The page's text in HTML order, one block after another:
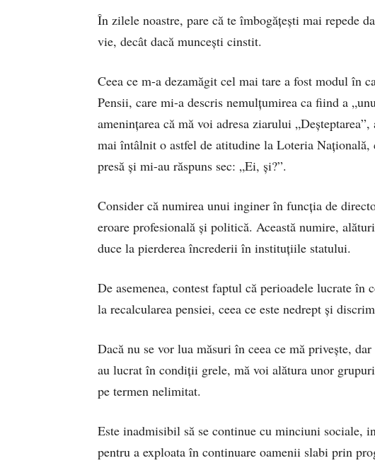
În zilele noastre, pare că te îmbogățești mai repede
vie, decât dacă muncești cinstit.
Ceea ce m-a dezamăgit cel mai tare a fost modul în
Pensii, care mi-a descris nemulțumirea ca fiind a
amenințarea că mă voi adresa ziarului
mai întâlnit o astfel de atitudine la Loteria
presă și mi-au răspuns sec: „Ei, și?”.
Consider că numirea unui inginer în funcția de
eroare profesională și politică. Această numire,
duce la pierderea încrederii în instituțiile statului.
De asemenea, contest faptul că perioadele lucrate
la recalcularea pensiei, ceea ce este nedrept și
Dacă nu se vor lua măsuri în ceea ce mă privește,
au lucrat în condiții grele, mă voi alătura unor
pe termen nelimitat.
Este inadmisibil să se continue cu minciuni sociale,
pentru a exploata în continuare oamenii slabi prin